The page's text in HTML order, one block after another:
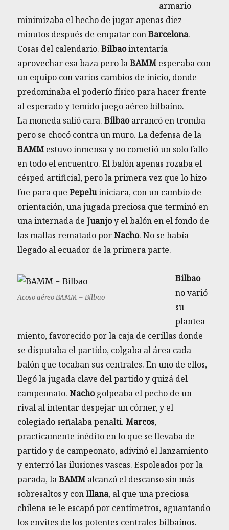
armario
minimizaba el hecho de jugar apenas diez
minutos después de empatar conBarcelona.
Cosas del calendario.Bilbaointentaría
aprovechar esa baza pero laBAMM esperaba con
un equipo con varios cambios de inicio, donde
predominaba el poderío físico para hacer frente
al esperado y temido juego aéreo bilbaíno.
La moneda salió cara.Bilbaoarrancó en tromba
pero se chocó contra un muro. La defensa de la
BAMM estuvo inmensa y no cometió un solo fallo
en todo el encuentro. El balón apenas rozaba el
césped artificial, pero la primera vez que lo hizo
fue para quePepeluiniciara, con un cambio de
orientación, una jugada preciosa que terminó en
una internada deJuanjoy el balón en el fondo de
las mallas rematado porNacho. No se había
llegado al ecuador de la primera parte.
Acoso aéreo BAMM – Bilbao
Bilbao
no varió
su
plantea
miento, favorecido por la caja de cerillas donde
se disputaba el partido, colgaba al área cada
balón que tocaban sus centrales. En uno de ellos,
llegó la jugada clave del partido y quizá del
campeonato.Nachogolpeaba el pecho de un
rival al intentar despejar un córner, y el
colegiado señalaba penalti.Marcos,
practicamente inédito en lo que se llevaba de
partido y de campeonato, adivinó el lanzamiento
y enterró las ilusiones vascas. Espoleados por la
parada, laBAMM alcanzó el descanso sin más
sobresaltos y conIllana, al que una preciosa
chilena se le escapó por centímetros, aguantando
los envites de los potentes centrales bilbaínos.